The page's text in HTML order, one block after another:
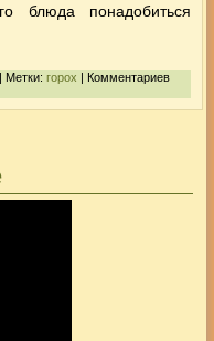
блюда понадобиться
| Метки: горох | Комментариев